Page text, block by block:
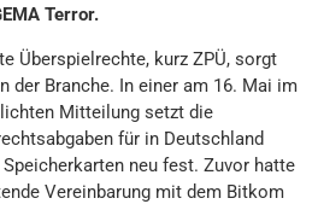
Terror.
Überspielrechte, kurz ZPÜ, sorgt
der Branche. In einer am 16. Mai im
Mitteilung setzt die
für in Deutschland
neu fest. Zuvor hatte
Vereinbarung mit dem Bitkom